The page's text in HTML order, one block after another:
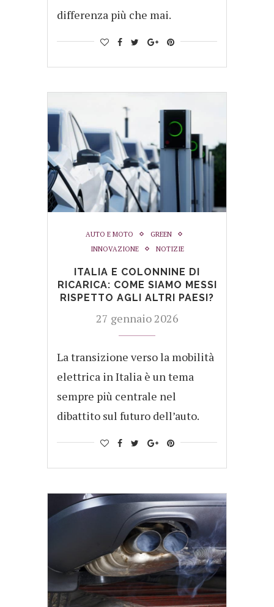
differenza più che mai.
AUTO E MOTO
GREEN
INNOVAZIONE
NOTIZIE
ITALIA E COLONNINE DI
RICARICA: COME SIAMO MESSI
RISPETTO AGLI ALTRI PAESI?
27 gennaio 2026
La transizione verso la mobilità
elettrica in Italia è un tema
sempre più centrale nel
dibattito sul futuro dell’auto.